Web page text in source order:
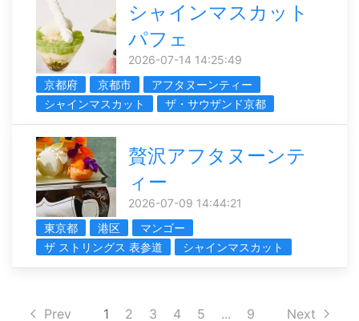
シャインマスカット
パフェ
2026-07-14 14:25:49
京都府
京都市
アフタヌーンティー
シャインマスカット
ザ・サウザンド京都
贅沢アフタヌーンテ
ィー
2026-07-09 14:44:21
東京都
港区
マンゴー
ザ ストリングス 表参道
シャインマスカット
Prev 1 2 3 4 5 ... 9 Next